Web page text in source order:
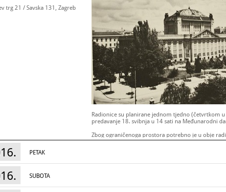
trg 21 / Savska 131, Zagreb
Radionice su planirane jednom tjedno (četvrtkom
predavanje 18. svibnja u 14 sati na Međunarodni
Zbog ograničenoga prostora potrebno je u obje
najavu na e-mail ili na brojeve telefona u nastavku i
Arhivski zapis kao čuvar kulturnog krajolika
PETAK
SUBOTA